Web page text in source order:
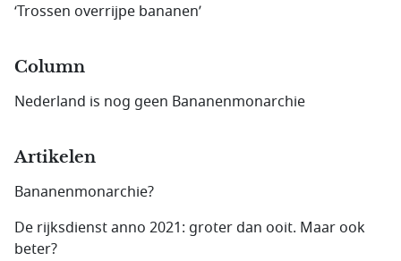
‘Trossen overrijpe bananen’
Column
Nederland is nog geen Bananenmonarchie
Artikelen
Bananenmonarchie?
De rijksdienst anno 2021: groter dan ooit. Maar ook
beter?